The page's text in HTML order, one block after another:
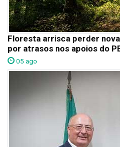
Floresta arrisca perder
por atrasos nos apoios do
05 ago